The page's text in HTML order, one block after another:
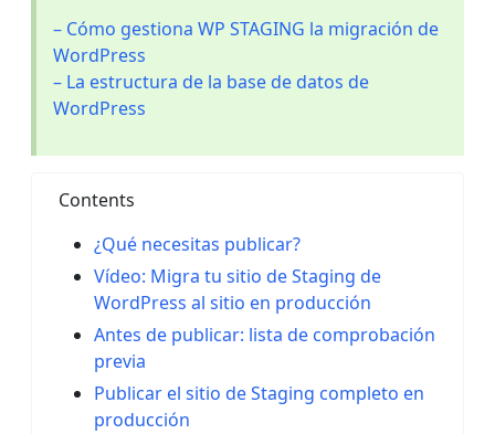
– Cómo gestiona WP STAGING la migración de
WordPress
– La estructura de la base de datos de
WordPress
Contents
¿Qué necesitas publicar?
Vídeo: Migra tu sitio de Staging de
WordPress al sitio en producción
Antes de publicar: lista de comprobación
previa
Publicar el sitio de Staging completo en
producción